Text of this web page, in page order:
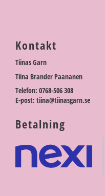
Kontakt
Tiinas Garn
Tiina Brander Paananen
Telefon: 0768-506 308
E-post: tiina@tiinasgarn.se
Betalning